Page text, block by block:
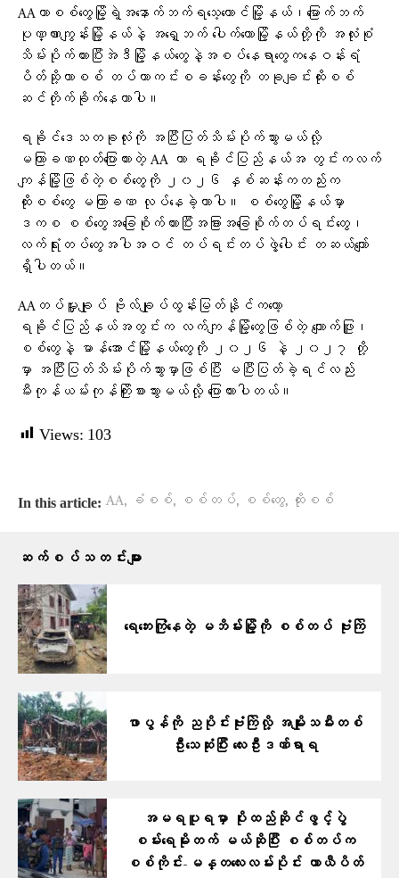
AAဟာစစ်တွေမြို့ရဲ့အနောက်ဘက်ရသေ့တောင်မြို့နယ်၊မြောက်ဘက်
ပုဏ္ဏားကျွန်းမြို့နယ်နဲ့ အရှေ့ဘက် ပေါက်တောမြို့နယ်တို့ကို အလုံးစုံ
သိမ်းပိုက်ထားပြီးအဲဒီမြို့နယ်တွေနဲ့အစပ်နေရာတွေကနေဝန်းရံ
ပိတ်ဆို့ကာစစ် တပ်ကာကင်းစခန်းတွေကို တခုချင်းထိုးစစ်
ဆင်တိုက်ခိုက်နေတာပါ။
ရခိုင်ဒေသတခုလုံးကို အပြီးပြတ်သိမ်းပိုက်သွားမယ်လို့
မကြာခဏထုတ်ပြောထားတဲ့ AA ဟာ ရခိုင်ပြည်နယ်အ တွင်းကလက်
ကျန်မြို့ဖြစ်တဲ့စစ်တွေကို ၂၀၂၆ နှစ်ဆန်းကတည်းက
ထိုးစစ်တွေ မကြာခဏ လုပ်နေခဲ့တာပါ။ စစ်တွေမြို့နယ်မှာ
ဒကစ စစ်တွေအခြေစိုက်ထားပြီးအခြားအခြေစိုက်တပ်ရင်းတွေ၊
လက်ရုံးတပ်တွေအပါအဝင် တပ်ရင်းတပ်ဖွဲ့ပေါင်း တဆယ်ကျော်
ရှိပါတယ်။
AAတပ်မှူးချုပ် ဗိုလ်ချုပ်ထွန်းမြတ်နိုင်ကတော့
ရခိုင်ပြည်နယ်အတွင်းက လက်ကျန်မြို့တွေဖြစ်တဲ့ ကျောက်ဖြူ၊
စစ်တွေနဲ့ မာန်အောင်မြို့နယ်တွေကို ၂၀၂၆ နဲ့ ၂၀၂၇ တို့
မှာ အပြီးပြတ်သိမ်းပိုက်သွားမှာဖြစ်ပြီး မပြီးပြတ်ခဲ့ရင်လည်း
မီးကုန်ယမ်းကုန်ကြိုးစားသွားမယ်လို့ ​ပြောထားပါတယ်။
Views: 103
In this article: AA, ခံစစ်, စစ်တပ်, စစ်တွေ, ထိုးစစ်
ဆက်စပ်သတင်းများ
ရေဘေးကြုံနေတဲ့ မဘိမ်းမြို့ကို စစ်တပ် ဗုံးကြဲ
ဖာပွန်ကို ညပိုင်းဗုံးကြဲလို့ အမျိုးသမီးတစ်
ဦးသေဆုံးပြီး လေးဦးဒဏ်ရာရ
အမရပူရမှာ ပိုးထည်ဆိုင်ဖွင့်ပွဲ
စမ်းရေမိုးတက် မယ်ဆိုပြီး စစ်တပ်က
စစ်ကိုင်း-မန္တလေးလမ်းပိုင်း ယာယီပိတ်